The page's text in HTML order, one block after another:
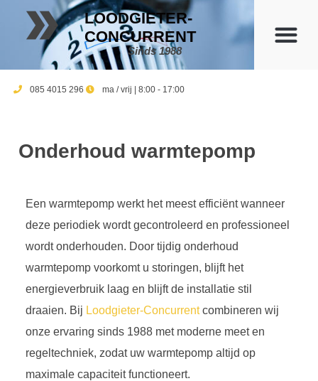
LOODGIETER-
CONCURRENT
Sinds 1988
085 4015 296 ma / vrij | 8:00 - 17:00
Onderhoud warmtepomp
Een warmtepomp werkt het meest efficiënt wanneer
deze periodiek wordt gecontroleerd en professioneel
wordt onderhouden. Door tijdig onderhoud
warmtepomp voorkomt u storingen, blijft het
energieverbruik laag en blijft de installatie stil
draaien. Bij Loodgieter-Concurrentcombineren wij
onze ervaring sinds 1988 met moderne meet en
regeltechniek, zodat uw warmtepomp altijd op
maximale capaciteit functioneert.